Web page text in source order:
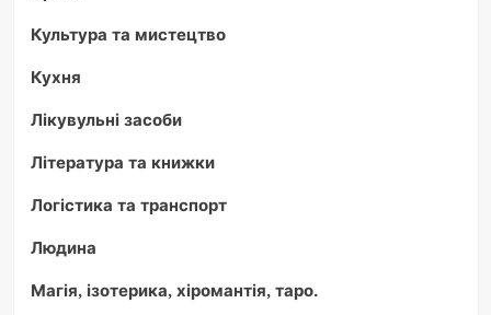
Культура та мистецтво
Кухня
Лікувульні засоби
Література та книжки
Логістика та транспорт
Людина
Магія, ізотерика, хіромантія, таро.